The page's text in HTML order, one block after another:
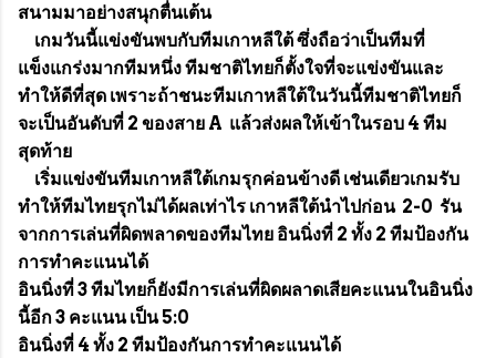
สนามมาอย่างสนุกตื่นเต้น
เกมวันนี้แข่งขันพบกับทีมเกาหลีใต้ ซึ่งถือว่าเป็นทีมที่
แข็งแกร่งมากทีมหนึ่ง ทีมชาติไทยก็ตั้งใจที่จะแข่งขันและ
ทำให้ดีที่สุด เพราะถ้าชนะทีมเกาหลีใต้ในวันนี้ทีมชาติไทยก็
จะเป็นอันดับที่ 2 ของสาย A แล้วส่งผลให้เข้าในรอบ 4 ทีม
สุดท้าย
เริ่มแข่งขันทีมเกาหลีใต้เกมรุกค่อนข้างดี เช่นเดียวเกมรับ
ทำให้ทีมไทยรุกไม่ได้ผลเท่าไร เกาหลีใต้นำไปก่อน 2-0 รัน
จากการเล่นที่ผิดพลาดของทีมไทย อินนิ่งที่ 2 ทั้ง 2 ทีมป้องกัน
การทำคะแนนได้
อินนิ่งที่ 3 ทีมไทยก็ยังมีการเล่นที่ผิดผลาดเสียคะแนนในอินนิ่ง
นี้อีก 3 คะแนน เป็น 5:0
อินนิ่งที่ 4 ทั้ง 2 ทีมป้องกันการทำคะแนนได้